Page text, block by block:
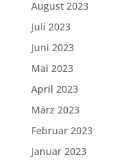
August 2023
Juli 2023
Juni 2023
Mai 2023
April 2023
März 2023
Februar 2023
Januar 2023